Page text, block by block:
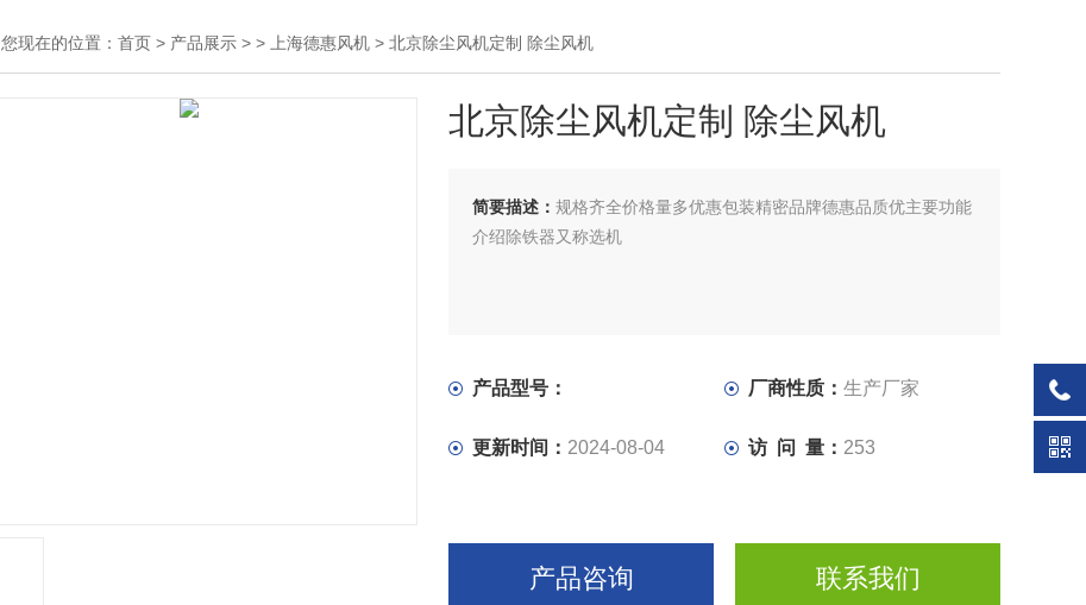
您现在的位置： 首页 > 产品展示 > > 上海德惠风机 > 北京除尘风机定制 除尘风机
北京除尘风机定制 除尘风机
简要描述：规格齐全价格量多优惠包装精密品牌德惠品质优主要功能
介绍除铁器又称选机
产品型号： 厂商性质：生产厂家
更新时间： 2024-08-04 访 问 量： 253
产品咨询 联系我们